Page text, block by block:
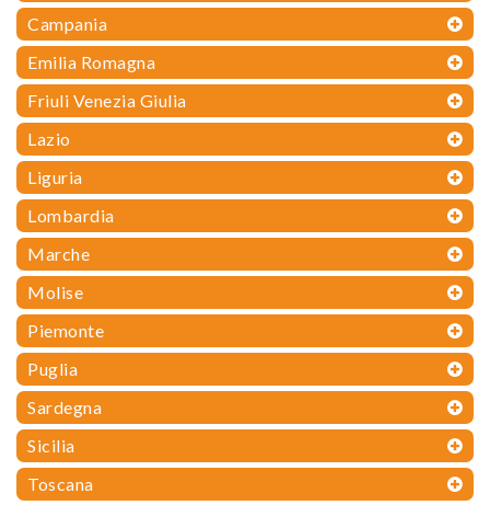
Campania
Emilia Romagna
Friuli Venezia Giulia
Lazio
Liguria
Lombardia
Marche
Molise
Piemonte
Puglia
Sardegna
Sicilia
Toscana